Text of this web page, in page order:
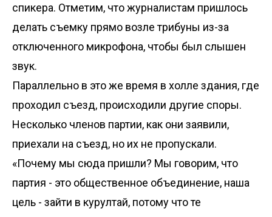
спикера. Отметим, что журналистам пришлось
делать съемку прямо возле трибуны из-за
отключенного микрофона, чтобы был слышен
звук.
Параллельно в это же время в холле здания, где
проходил съезд, происходили другие споры.
Несколько членов партии, как они заявили,
приехали на съезд, но их не пропускали.
«Почему мы сюда пришли? Мы говорим, что
партия - это общественное объединение, наша
цель - зайти в курултай, потому что те